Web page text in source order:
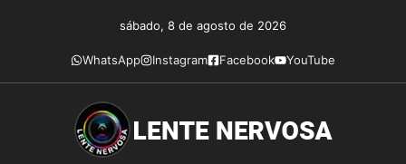
conteúdo
sábado, 8 de agosto de 2026
WhatsApp Instagram Facebook YouTube